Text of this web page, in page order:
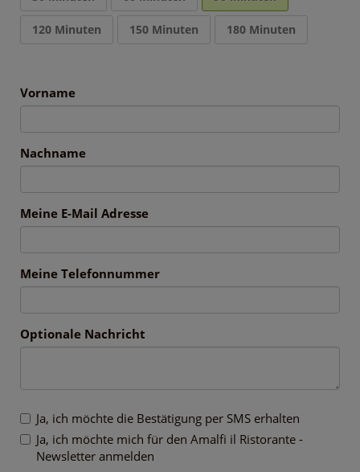
120 Minuten 150 Minuten 180 Minuten
Vorname
Nachname
Meine E-Mail Adresse
Meine Telefonnummer
Optionale Nachricht
Ja, ich möchte die Bestätigung per SMS erhalten
Ja, ich möchte mich für den Amalfi il Ristorante -
Newsletter anmelden